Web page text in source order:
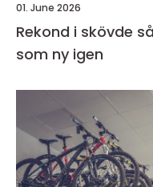
01. June 2026
Rekond i skövde så får du bilen att kännas
som ny igen